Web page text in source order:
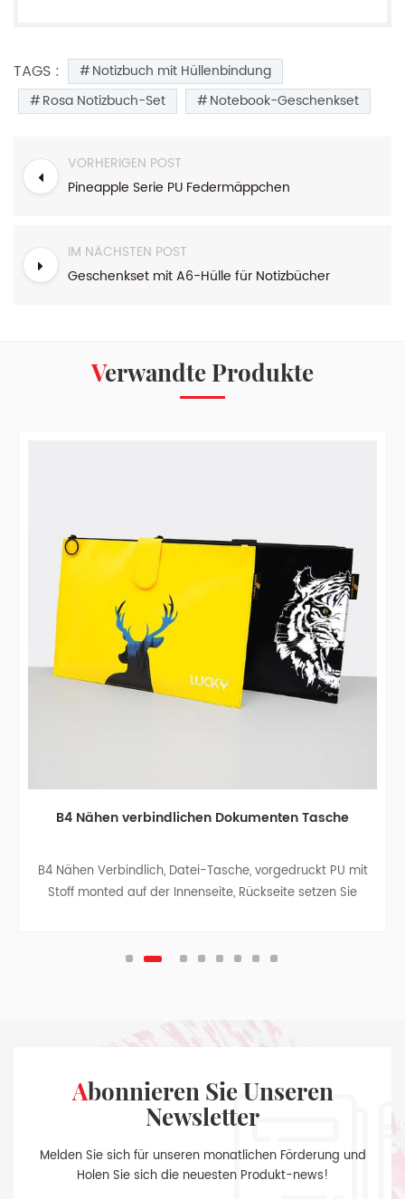
TAGS :
Notizbuch mit Hüllenbindung
Rosa Notizbuch-Set
Notebook-Geschenkset
VORHERIGEN POST
Pineapple Serie PU Federmäppchen
IM NÄCHSTEN POST
Geschenkset mit A6-Hülle für Notizbücher
Verwandte Produkte
B4 Nähen verbindlichen Dokumenten Tasche
B4 Nähen Verbindlich, Datei-Tasche, vorgedruckt PU mit
Stoff monted auf der Innenseite, Rückseite setzen Sie
Abonnieren Sie Unseren
Newsletter
Melden Sie sich für unseren monatlichen Förderung und
Holen Sie sich die neuesten Produkt-news!